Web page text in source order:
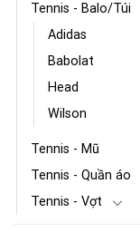
Tennis - Balo/Túi
Adidas
Babolat
Head
Wilson
Tennis - Mũ
Tennis - Quần áo
Tennis - Vợt